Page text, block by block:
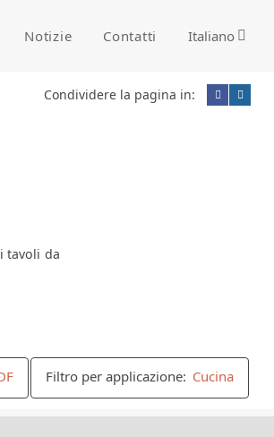
Notizie Contatti Italiano
Condividere la pagina in:
tavoli da
Filtro per applicazione: Cucina